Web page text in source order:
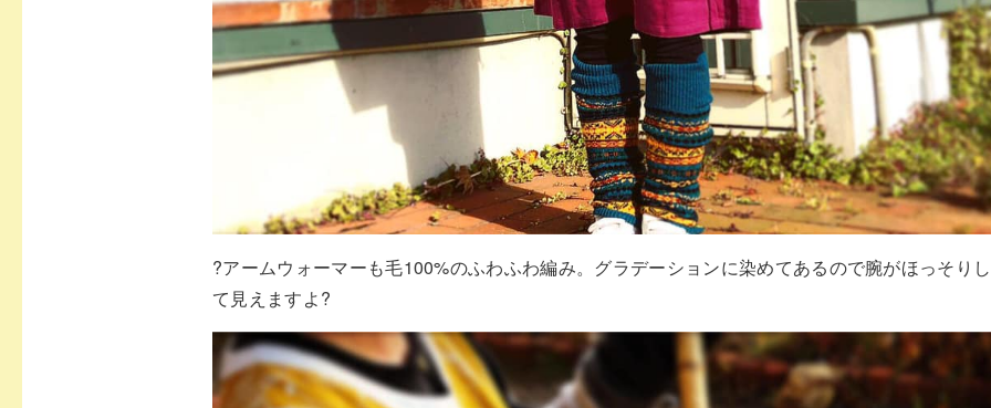
?アームウォーマーも毛100%のふわふわ編み。グラデーションに染めてあるので腕がほっそりし
て見えますよ?